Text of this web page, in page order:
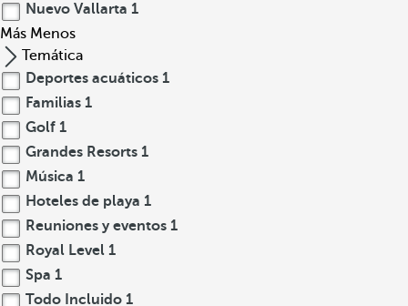
Nuevo Vallarta 1
Más Menos
Temática
Deportes acuáticos 1
Familias 1
Golf 1
Grandes Resorts 1
Música 1
Hoteles de playa 1
Reuniones y eventos 1
Royal Level 1
Spa 1
Todo Incluido 1